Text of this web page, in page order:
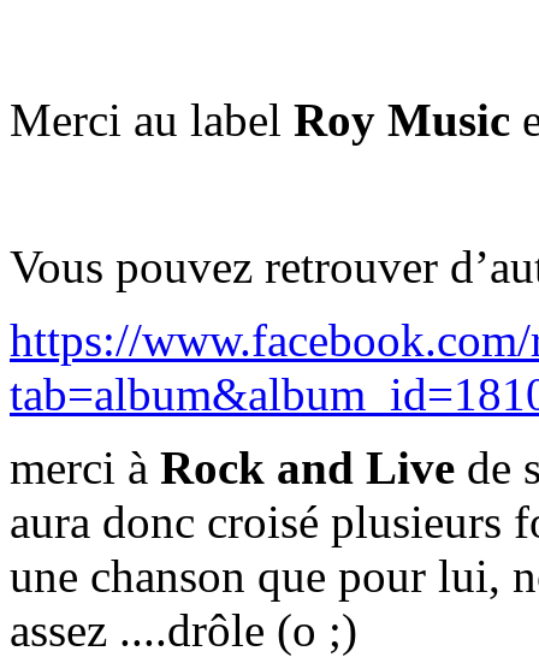
Merci au label Roy Music
Vous pouvez retrouver
https://
merci à Rock and Live de
aura donc croisé plusieurs
une chanson que pour lui,
assez ....drôle (o ;)